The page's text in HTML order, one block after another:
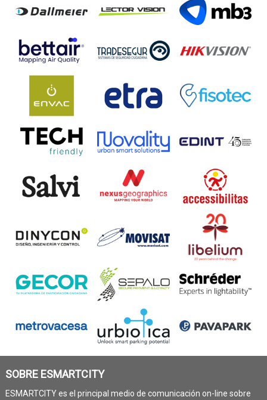
SOBRE ESMARTCITY
ESMARTCITY es el principal medio de comunicación on-line sobre